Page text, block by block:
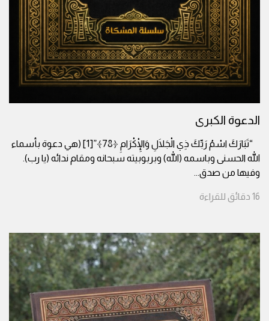
الدعوة الكبرى
“تَبَارَكَ اسْمُ رَبِّكَ ذِي الْجَلَالِ وَالْإِكْرَامِ ﴿78﴾”[1] (هي دعوة بأسماء
الله الحسنى وباسمه (الله) وبربوبيته سبحانه ومقام ندائه (يا رب).
وفيها من صدق...
16 دقائق للقراءة